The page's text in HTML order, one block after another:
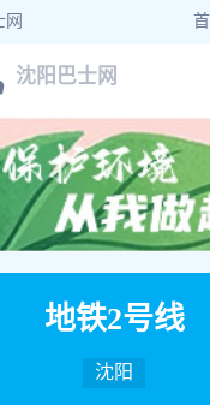
沈阳巴士网
辽宁巴士>沈阳公交> 地铁
地铁2号线
沈阳